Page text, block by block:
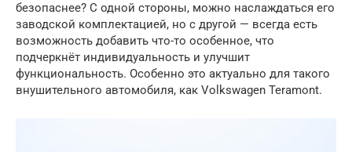
безопаснее? С одной стороны, можно наслаждаться его
заводской комплектацией, но с другой — всегда есть
возможность добавить что-то особенное, что
подчеркнёт индивидуальность и улучшит
функциональность. Особенно это актуально для такого
внушительного автомобиля, как Volkswagen Teramont.